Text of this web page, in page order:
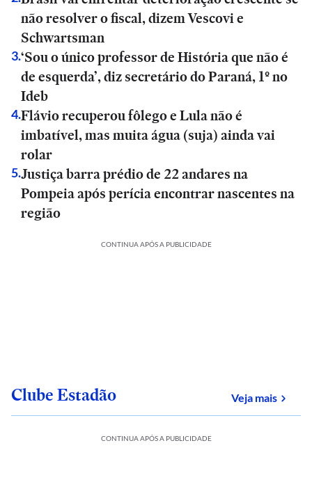
não resolver o fiscal, dizem Vescovi e
Schwartsman
3.‘Sou o único professor de História que não é
de esquerda’, diz secretário do Paraná, 1º no
Ideb
4.Flávio recuperou fôlego e Lula não é
imbatível, mas muita água (suja) ainda vai
rolar
5.Justiça barra prédio de 22 andares na
Pompeia após perícia encontrar nascentes na
região
CONTINUA APÓS A PUBLICIDADE
Clube Estadão Veja maissobre
CONTINUA APÓS A PUBLICIDADE